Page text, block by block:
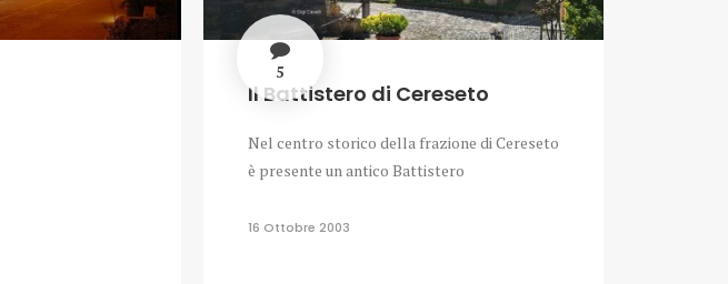
5
Il Battistero di Cereseto
Nel centro storico della frazione di Cereseto
è presente un antico Battistero
16 Ottobre 2003